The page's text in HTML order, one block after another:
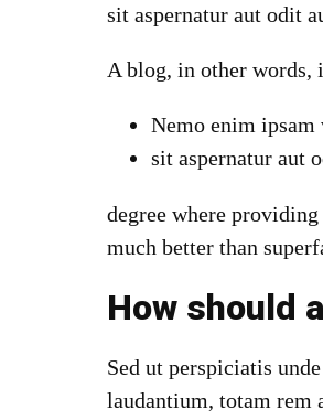
sit aspernatur aut odit
A blog, in other words,
Nemo enim ipsam
sit aspernatur aut
degree where providing
much better than
How should
Sed ut perspiciatis
laudantium, totam rem